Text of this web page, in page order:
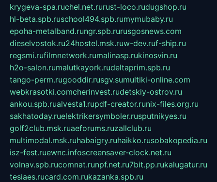
krygeva-spa.ruchel.net.rurust-loco.rudugshop.ru
hl-beta.spb.ruschool494.spb.rumymubaby.ru
epoha-metalband.rungr.spb.rurusgosnews.com
dieselvostok.ru24hostel.msk.ruw-dev.ruf-ship.ru
regsmi.rufilmnetwork.rumalinasp.rukinosvin.ru
h2o-salon.rumalutkayork.rudeltaprim.spb.ru
tango-perm.rugooddir.rusgv.sumultiki-online.com
webkrasotki.comcherinvest.rudetskiy-ostrov.ru
ankou.spb.rualvesta1.rupdf-creator.runix-files.org.ru
sakhatoday.ruelektrikersymboler.rusputnikyes.ru
golf2club.msk.ruaeforums.ruzallclub.ru
multimodal.msk.ruhabaigry.ruhaikko.rusobakopedia.ru
isz-fest.ruewnc.infoscreensaver-clock.net.ru
volnav.spb.rucomnat.runpf.net.ru7bit.pp.rukalugatur.ru
tesiaes.rucard.com.rukazanka.spb.ru